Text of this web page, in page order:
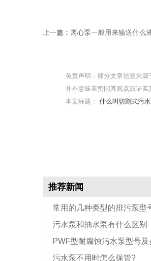
上一篇： 离心泵一般用来输送什么
免责声明：部分文章信息来
并不意味着赞同其观点或证
本文标题： 什么叫切割式污
推荐新闻
常用的几种类型的排污泵型
污水泵和抽水泵有什么区别
PWF型耐腐蚀污水泵型号及
污水泵不用时怎么保管?